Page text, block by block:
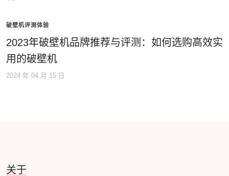
破壁机评测体验
2023年破壁机品牌推荐与评测：如何选购高效实
用的破壁机
2024 年 04 月 15 日
关于